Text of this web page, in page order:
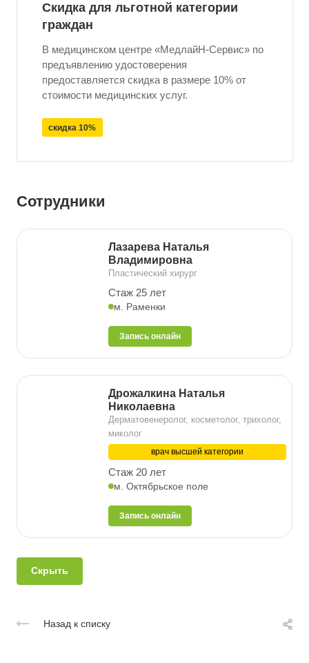
Скидка для льготной категории
граждан
В медицинском центре «МедлайН-Сервис» по
предъявлению удостоверения
предоставляется скидка в размере 10% от
стоимости медицинских услуг.
скидка 10%
Сотрудники
Лазарева Наталья
Владимировна
Пластический хирург
Стаж 25 лет
м. Раменки
Запись онлайн
Дрожалкина Наталья
Николаевна
Дерматовенеролог, косметолог, трихолог,
миколог
врач высшей категории
Стаж 20 лет
м. Октябрьское поле
Запись онлайн
Скрыть
Назад к списку